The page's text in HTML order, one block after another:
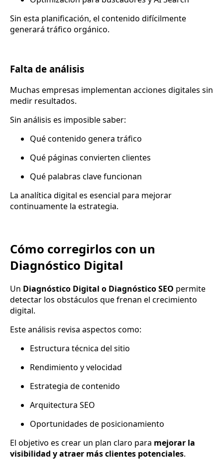
Sin esta planificación, el contenido difícilmente
generará tráfico orgánico.
Falta de análisis
Muchas empresas implementan acciones digitales sin
medir resultados.
Sin análisis es imposible saber:
Qué contenido genera tráfico
Qué páginas convierten clientes
Qué palabras clave funcionan
La analítica digital es esencial para mejorar
continuamente la estrategia.
Cómo corregirlos con un
Diagnóstico Digital
Un Diagnóstico Digital o Diagnóstico SEO permite
detectar los obstáculos que frenan el crecimiento
digital.
Este análisis revisa aspectos como:
Estructura técnica del sitio
Rendimiento y velocidad
Estrategia de contenido
Arquitectura SEO
Oportunidades de posicionamiento
El objetivo es crear un plan claro para mejorar la
visibilidad y atraer más clientes potenciales.